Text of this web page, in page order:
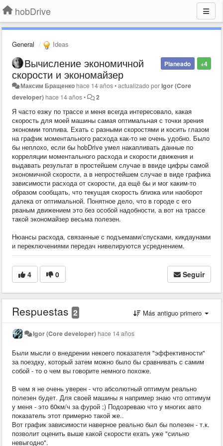
hobDrive
General Ideas
+4
Planeado
Вычисление экономичной
скорости и экономайзер
Максим Бращенко hace 14 años•actualizado porIgor (Core
developer) hace 14 años• 2
Я часто езжу по трассе и меня всегда интересовало, какая
скорость для моей машины самая оптимальная с точки зрения
экономии топлива. Ехать с разными скоростями и косить глазом
на график моментального расхода как-то не очень удобно. Было
бы неплохо, если бы hobDrive умел накапливать данные по
корреляции моментального расхода и скорости движения и
выдавать результат в простейшем случае в ввиде цифры самой
экономичной скорости, а в непростейшем случае в виде графика
зависимости расхода от скорости, да ещё бы и мог каким-то
образом сообщать, что текущая скорость близка или наоборот
далека от оптимальной. Понятное дело, что в городе с его
рваным движением это без особой надобности, а вот на трассе
такой экономайзер весьма полезен.
Нюансы расхода, связанные с подъемами/спусками, кикдаунами
и переключениями передач нивелируются усреднением.
4 0 Seguir
Respuestas 2 Más antiguo primero
Igor (Core developer) hace 14 años
Были мысли о внедрении некоего показателя "эффективности"
за поездку, который затем можно было бы сравнивать с самим
собой - то о чем вы говорите немного похоже.
В чем я не очень уверен - что абсолютный оптимум реально
полезен будет. Для своей машины я например знаю что оптимум
у меня - это 60км/ч за фурой ;) Подозреваю что у многих авто
показатель этот примерно такой же..
Вот график зависимости наверное реально был бы полезен - т.к.
позволит оценить выше какой скорости ехать уже "сильно
невыгодно".